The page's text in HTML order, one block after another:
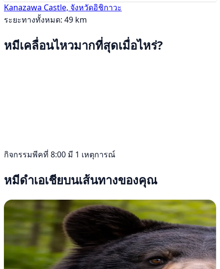
Kanazawa Castle, จังหวัดอิชิกาวะ
ระยะทางทั้งหมด: 49 km
หมีเคลื่อนไหวมากที่สุดเมื่อไหร่?
กิจกรรมพีคที่ 8:00 มี 1 เหตุการณ์
หมีดำเอเชียบนเส้นทางของคุณ